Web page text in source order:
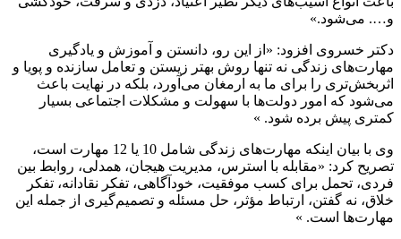
و…. می‌شود.»
دکتر خسروی افزود: «از این رو، دانستن و آموزش و یادگیری
مهارت‌های زندگی نه تنها روش بهتر زیستن و تعامل سازنده و پویا و
اثربخش‌تری را برای ما به ارمغان می‌آورد، بلکه در نهایت باعث
می‌شود که امور دولت‌ها با سهولت و مشکلات اجتماعی بسیار
کمتری پیش برده شود. »
وی با بیان اینکه مهارت‌های زندگی شامل 10 یا 12 مهارت است،
تصریح کرد: «مقابله با استرس، مدیریت هیجان، همدلی، روابط بین
فردی، تحمل برای کسب موفقیت، خودآگاهی، تفکر نقادانه، تفکر
خلاق، نه گفتن، ارتباط مؤثر، حل مسئله و تصمیم‌گیری از جمله این
مهارت‌ها است. »